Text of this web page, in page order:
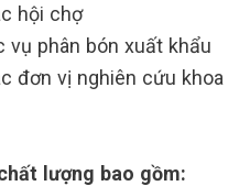
hội chợ
vụ phân bón xuất khẩu
đơn vị nghiên cứu khoa
lượng bao gồm: